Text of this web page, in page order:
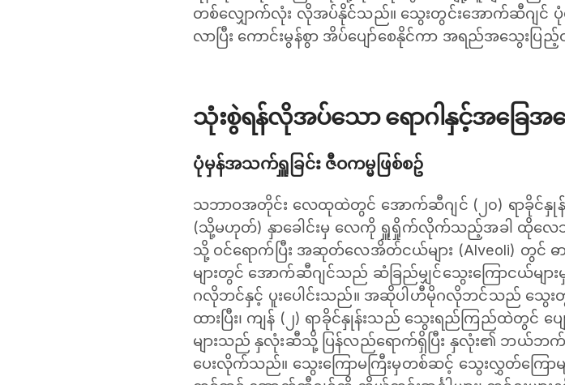
တစ်လျှောက်လုံး လိုအပ်နိုင်သည်။ သွေးတွင်းအောက်ဆီဂျင် ပုံမှ
လာပြီး ကောင်းမွန်စွာ အိပ်ပျော်စေနိုင်ကာ အရည်အသွေး
သုံးစွဲရန်လိုအပ်သော ရောဂါနှင့်အခြေအန
ပုံမှန်အသက်ရှူခြင်း ဇီဝကမ္မဖြစ်စဥ်
သဘာဝအတိုင်း လေထုထဲတွင် အောက်ဆီဂျင် (၂၀) ရာခိုင်နှုန်း
(သို့မဟုတ်) နှာခေါင်းမှ လေကို ရှူရှိုက်လိုက်သည့်အခါ ထိုလ
သို့ ဝင်‌ရောက်ပြီး အဆုတ်လေအိတ်ငယ်များ (Alveoli)
များတွင် အောက်ဆီဂျင်သည် ဆံခြည်မျှင်သွေးကြောငယ်မျ
ဂလိုဘင်နှင့် ပူးပေါင်းသည်။ အဆိုပါဟီမိုဂလိုဘင်သည် သွေး
ထားပြီး၊ ကျန် (၂) ရာခိုင်နှုန်းသည် သွေးရည်ကြည်ထဲတွင် ပ
များသည် နှလုံးဆီသို့ ပြန်လည်ရောက်ရှိပြီး နှလုံး၏ ဘယ်ဘ
ပေးလိုက်သည်။ သွေးကြောမကြီးမှတစ်ဆင့် သွေးလွှတ်ကြောမ